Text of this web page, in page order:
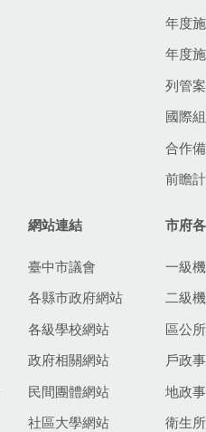
年度
年度
列管
國際
合作
前瞻
網站連結
臺中市議會
各縣市政府網站
各級學校網站
政府相關網站
民間團體網站
社區大學網站
市府
一級
二級
區公所
戶政
地政
衛生所